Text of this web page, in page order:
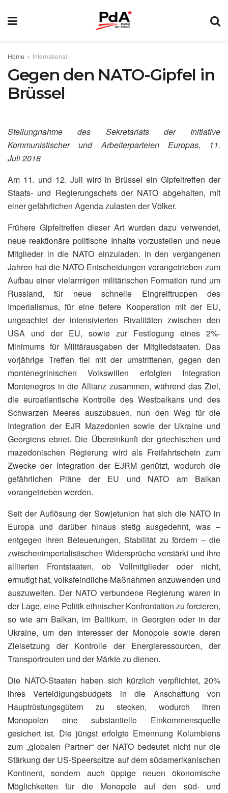
Home International
Gegen den NATO-Gipfel in
Brüssel
Stellungnahme des Sekretariats der Initiative
Kommunistischer und Arbeiterparteien Europas, 11.
Juli 2018
Am 11. und 12. Juli wird in Brüssel ein Gipfeltreffen der
Staats- und Regierungschefs der NATO abgehalten, mit
einer gefährlichen Agenda zulasten der Völker.
Frühere Gipfeltreffen dieser Art wurden dazu verwendet,
neue reaktionäre politische Inhalte vorzustellen und neue
Mitglieder in die NATO einzuladen. In den vergangenen
Jahren hat die NATO Entscheidungen vorangetrieben zum
Aufbau einer vielarmigen militärischen Formation rund um
Russland, für neue schnelle Eingreiftruppen des
Imperialismus, für eine tiefere Kooperation mit der EU,
ungeachtet der intensivierten Rivalitäten zwischen den
USA und der EU, sowie zur Festlegung eines 2%-
Minimums für Militärausgaben der Mitgliedstaaten. Das
vorjährige Treffen fiel mit der umstrittenen, gegen den
montenegrinischen Volkswillen erfolgten Integration
Montenegros in die Allianz zusammen, während das Ziel,
die euroatlantische Kontrolle des Westbalkans und des
Schwarzen Meeres auszubauen, nun den Weg für die
Integration der EJR Mazedonien sowie der Ukraine und
Georgiens ebnet. Die Übereinkunft der griechischen und
mazedonischen Regierung wird als Freifahrtschein zum
Zwecke der Integration der EJRM genützt, wodurch die
gefährlichen Pläne der EU und NATO am Balkan
vorangetrieben werden.
Seit der Auflösung der Sowjetunion hat sich die NATO in
Europa und darüber hinaus stetig ausgedehnt, was –
entgegen ihren Beteuerungen, Stabilität zu fördern – die
zwischenimperialistischen Widersprüche verstärkt und ihre
alliierten Frontstaaten, ob Vollmitglieder oder nicht,
ermutigt hat, volksfeindliche Maßnahmen anzuwenden und
auszuweiten. Der NATO verbundene Regierung waren in
der Lage, eine Politik ethnischer Konfrontation zu forcieren,
so wie am Balkan, im Baltikum, in Georgien oder in der
Ukraine, um den Interesser der Monopole sowie deren
Zielsetzung der Kontrolle der Energieressourcen, der
Transportrouten und der Märkte zu dienen.
Die NATO-Staaten haben sich kürzlich verpflichtet, 20%
ihres Verteidigungsbudgets in die Anschaffung von
Hauptrüstungsgütern zu stecken, wodurch ihren
Monopolen eine substantielle Einkommensquelle
gesichert ist. Die jüngst erfolgte Ernennung Kolumbiens
zum „globalen Partner“ der NATO bedeutet nicht nur die
Stärkung der US-Speerspitze auf dem südamerikanischen
Kontinent, sondern auch üppige neuen ökonomische
Möglichkeiten für die Monopole auf den süd- und